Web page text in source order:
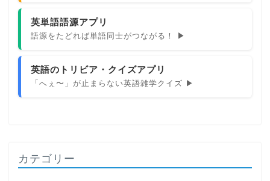
英単語語源アプリ
語源をたどれば単語同士がつながる！ ▶
英語のトリビア・クイズアプリ
「へぇ〜」が止まらない英語雑学クイズ ▶
カテゴリー